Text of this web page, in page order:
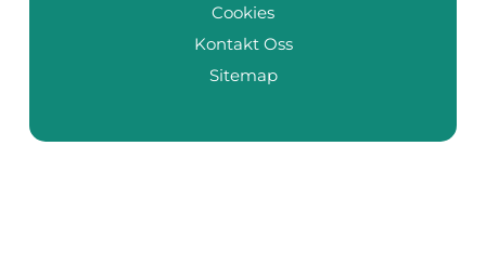
Cookies
Kontakt Oss
Sitemap